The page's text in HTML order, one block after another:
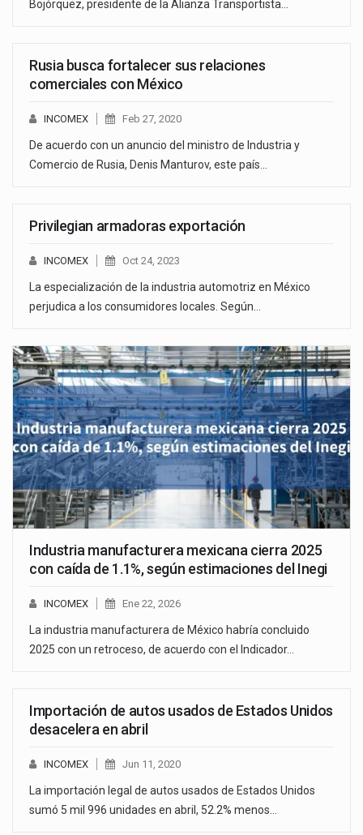
Bojórquez, presidente de la Alianza Transportista…
Rusia busca fortalecer sus relaciones
comerciales con México
INCOMEX Feb 27, 2020
De acuerdo con un anuncio del ministro de Industria y
Comercio de Rusia, Denis Manturov, este país…
Privilegian armadoras exportación
INCOMEX Oct 24, 2023
La especialización de la industria automotriz en México
perjudica a los consumidores locales. Según…
Industria manufacturera mexicana cierra 2025
con caída de 1.1%, según estimaciones del Inegi
INCOMEX Ene 22, 2026
La industria manufacturera de México habría concluido
2025 con un retroceso, de acuerdo con el Indicador…
Importación de autos usados de Estados Unidos
desacelera en abril
INCOMEX Jun 11, 2020
La importación legal de autos usados de Estados Unidos
sumó 5 mil 996 unidades en abril, 52.2% menos…